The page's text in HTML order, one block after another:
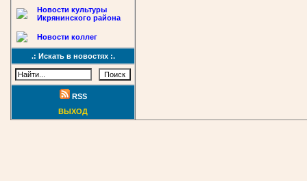
Новости культуры
Икрянинского района
Новости коллег
.: Искать в новостях :.
RSS
ВЫХОД